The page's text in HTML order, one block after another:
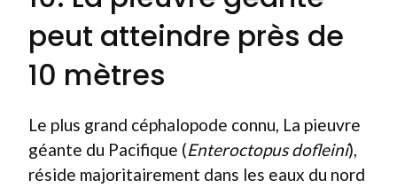
peut atteindre près de
10 mètres
Le plus grand céphalopode connu, La pieuvre
géante du Pacifique (Enteroctopus dofleini),
réside majoritairement dans les eaux du nord